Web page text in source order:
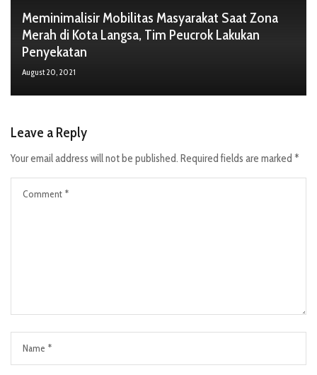
Meminimalisir Mobilitas Masyarakat Saat Zona
Merah di Kota Langsa, Tim Peucrok Lakukan
Penyekatan
August 20, 2021
Leave a Reply
Your email address will not be published. Required fields are marked *